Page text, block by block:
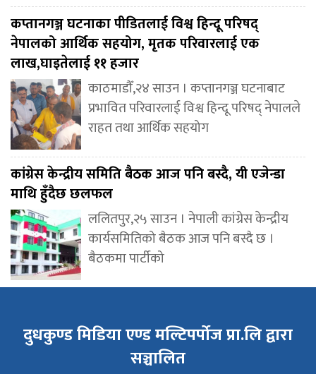
कप्तानगञ्ज घटनाका पीडितलाई विश्व हिन्दू परिषद्
नेपालको आर्थिक सहयोग, मृतक परिवारलाई एक
लाख,घाइतेलाई ११ हजार
काठमाडौँ,२४ साउन । कप्तानगञ्ज घटनाबाट
प्रभावित परिवारलाई विश्व हिन्दू परिषद् नेपालले
राहत तथा आर्थिक सहयोग
कांग्रेस केन्द्रीय समिति बैठक आज पनि बस्दै, यी एजेन्डा
माथि हुँदैछ छलफल
ललितपुर,२५ साउन । नेपाली कांग्रेस केन्द्रीय
कार्यसमितिको बैठक आज पनि बस्दै छ ।
बैठकमा पार्टीको
दुधकुण्ड मिडिया एण्ड मल्टिपर्पोज प्रा.लि द्वारा
सञ्चालित